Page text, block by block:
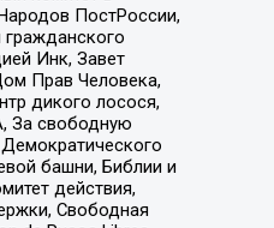
ПостРоссии,
Инк, Завет
Прав Человека,
дикого лосося,
За свободную
башни, Библии и
действия,
Свободная